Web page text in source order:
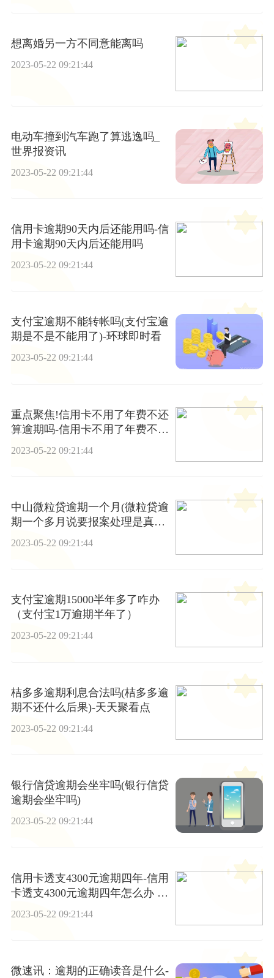
想离婚另一方不同意能离吗
2023-05-22 09:21:44
电动车撞到汽车跑了算逃逸吗_
世界报资讯
2023-05-22 09:21:44
信用卡逾期90天内后还能用吗-信
用卡逾期90天内后还能用吗
2023-05-22 09:21:44
支付宝逾期不能转帐吗(支付宝逾
期是不是不能用了)-环球即时看
2023-05-22 09:21:44
重点聚焦!信用卡不用了年费不还
算逾期吗-信用卡不用了年费不还
2023-05-22 09:21:44
中山微粒贷逾期一个月(微粒贷逾
期一个多月说要报案处理是真的
吗)-每日关注
2023-05-22 09:21:44
支付宝逾期15000半年多了咋办
（支付宝1万逾期半年了）
2023-05-22 09:21:44
桔多多逾期利息合法吗(桔多多逾
期不还什么后果)-天天聚看点
2023-05-22 09:21:44
银行信贷逾期会坐牢吗(银行信贷
逾期会坐牢吗)
2023-05-22 09:21:44
信用卡透支4300元逾期四年-信用
卡透支4300元逾期四年怎么办 每
2023-05-22 09:21:44
微速讯：逾期的正确读音是什么-